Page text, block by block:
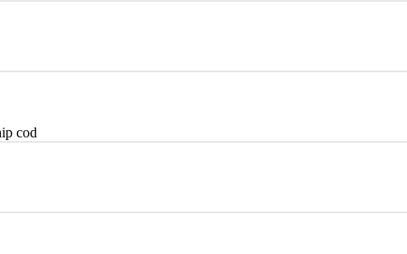
cod